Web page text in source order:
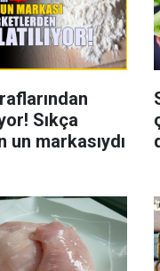
Sıkça
un markasıydı